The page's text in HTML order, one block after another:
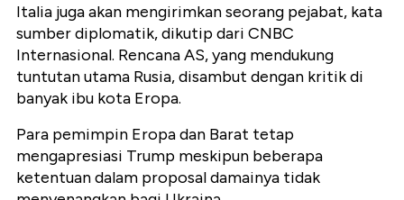
Italia juga akan mengirimkan seorang pejabat, kata
sumber diplomatik, dikutip dari CNBC
Internasional. Rencana AS, yang mendukung
tuntutan utama Rusia, disambut dengan kritik di
banyak ibu kota Eropa.
Para pemimpin Eropa dan Barat tetap
mengapresiasi Trump meskipun beberapa
ketentuan dalam proposal damainya tidak